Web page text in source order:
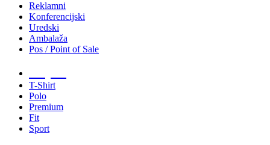
Reklamni
Konferencijski
Uredski
Ambalaža
Pos / Point of Sale
T-Shirt
Polo
Premium
Fit
Sport